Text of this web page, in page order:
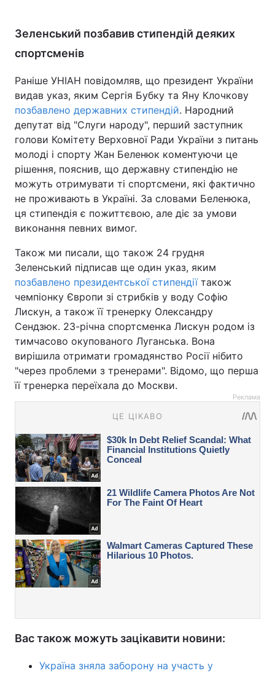
Зеленський позбавив стипендій деяких
спортсменів
Раніше УНІАН повідомляв, що президент України
видав указ, яким Сергія Бубку та Яну Клочкову
позбавлено державних стипендій. Народний
депутат від "Слуги народу", перший заступник
голови Комітету Верховної Ради України з питань
молоді і спорту Жан Беленюк коментуючи це
рішення, пояснив, що державну стипендію не
можуть отримувати ті спортсмени, які фактично
не проживають в Україні. За словами Беленюка,
ця стипендія є пожиттєвою, але діє за умови
виконання певних вимог.
Також ми писали, що також 24 грудня
Зеленський підписав ще один указ, яким
позбавлено президентської стипендіїтакож
чемпіонку Європи зі стрибків у воду Софію
Лискун, а також її тренерку Олександру
Сендзюк. 23-річна спортсменка Лискун родом із
тимчасово окупованого Луганська. Вона
вирішила отримати громадянство Росії нібито
"через проблеми з тренерами". Відомо, що перша
її тренерка переїхала до Москви.
Реклама
Вас також можуть зацікавити новини:
Україна зняла заборону на участь у